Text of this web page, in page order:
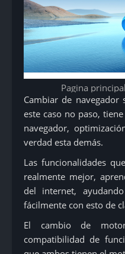
Pagina
Cambiar de
este caso no paso,
navegador,
verdad esta demás.
Las funcionalidades
realmente mejor,
del internet,
fácilmente con esto de
El cambio de
compatibilidad de